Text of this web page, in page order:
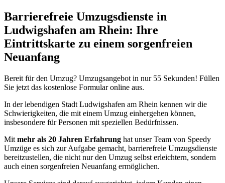
Barrierefreie Umzugsdienste in
Ludwigshafen am Rhein: Ihre
Eintrittskarte zu einem sorgenfreien
Neuanfang
Bereit für den Umzug? Umzugsangebot in nur 55 Sekunden! Füllen
Sie jetzt das kostenlose Formular online aus.
In der lebendigen Stadt Ludwigshafen am Rhein kennen wir die
Schwierigkeiten, die mit einem Umzug einhergehen können,
insbesondere für Personen mit speziellen Bedürfnissen.
Mit mehr als 20 Jahren Erfahrung hat unser Team von Speedy
Umzüge es sich zur Aufgabe gemacht, barrierefreie Umzugsdienste
bereitzustellen, die nicht nur den Umzug selbst erleichtern, sondern
auch einen sorgenfreien Neuanfang ermöglichen.